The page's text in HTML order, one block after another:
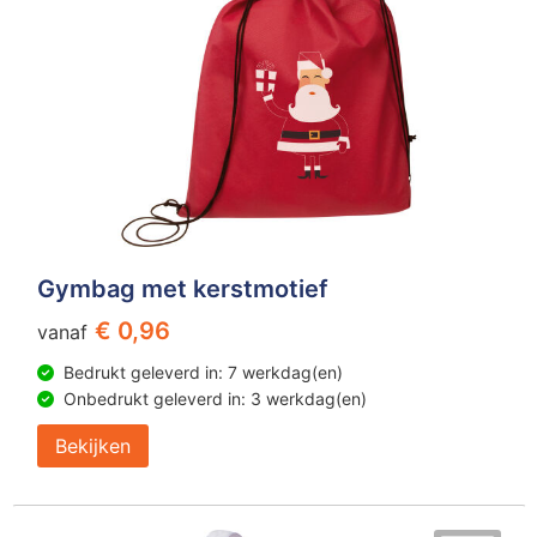
Gymbag met kerstmotief
vanaf € 0,96
Bedrukt geleverd in: 7 werkdag(en)
Onbedrukt geleverd in: 3 werkdag(en)
Bekijken